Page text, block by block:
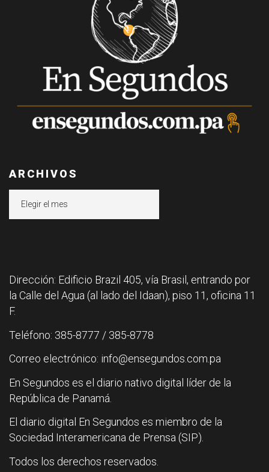
ARCHIVOS
Dirección: Edificio Brazil 405, vía Brasil, entrando por
la Calle del Agua (al lado del Idaan), piso 11, oficina 11
F.
Teléfono: 385-8777 / 385-8778
Correo electrónico: info@ensegundos.com.pa
En Segundos es el diario nativo digital líder de la
República de Panamá.
El diario digital En Segundos es miembro de la
Sociedad Interamericana de Prensa (SIP).
Todos los derechos reservados.